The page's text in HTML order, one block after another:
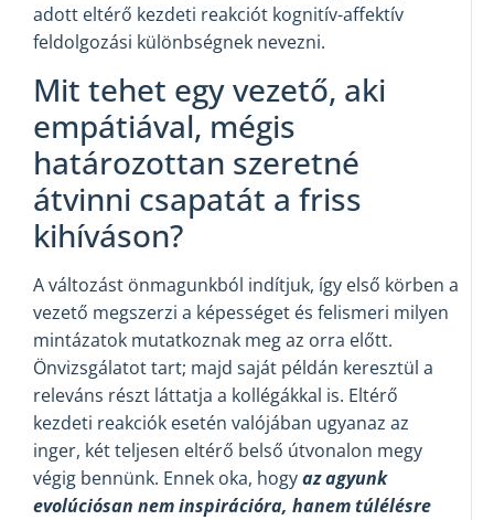
adott eltérő kezdeti reakciót kognitív-affektív
feldolgozási különbségnek nevezni.
Mit tehet egy vezető, aki
empátiával, mégis
határozottan szeretné
átvinni csapatát a friss
kihíváson?
A változást önmagunkból indítjuk, így első körben a
vezető megszerzi a képességet és felismeri milyen
mintázatok mutatkoznak meg az orra előtt.
Önvizsgálatot tart; majd saját példán keresztül a
releváns részt láttatja a kollégákkal is. Eltérő
kezdeti reakciók esetén valójában ugyanaz az
inger, két teljesen eltérő belső útvonalon megy
végig bennünk. Ennek oka, hogyaz agyunk
evolúciósan nem inspirációra, hanem túlélésre